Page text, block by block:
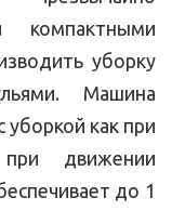
компактными
уборку
Машина
уборкой как при
движении
до 1